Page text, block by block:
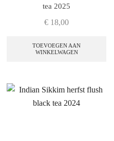
tea 2025
€ 18,00
TOEVOEGEN AAN
WINKELWAGEN